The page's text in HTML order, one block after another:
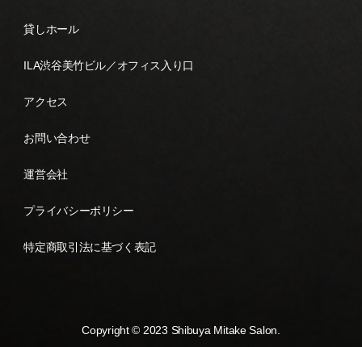
貸しホール
ILA渋谷美竹ビル／オフィス入り口
アクセス
お問い合わせ
運営会社
プライバシーポリシー
特定商取引法に基づく表記
Copyright © 2023 Shibuya Mitake Salon.